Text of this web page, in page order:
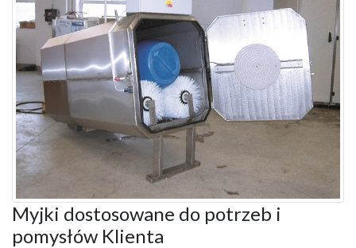
Myjki dostosowane do potrzeb i
pomysłów Klienta